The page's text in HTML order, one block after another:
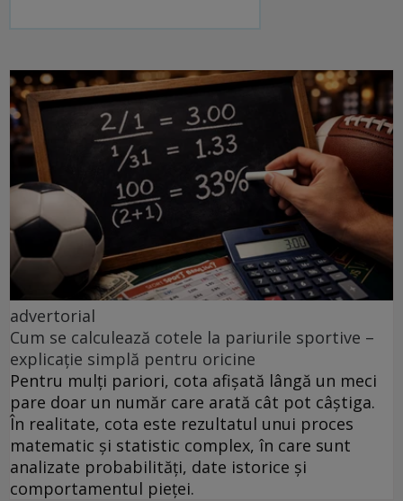
advertorial
Cum se calculează cotele la pariurile sportive –
explicație simplă pentru oricine
Pentru mulți pariori, cota afișată lângă un meci
pare doar un număr care arată cât pot câștiga.
În realitate, cota este rezultatul unui proces
matematic și statistic complex, în care sunt
analizate probabilități, date istorice și
comportamentul pieței.